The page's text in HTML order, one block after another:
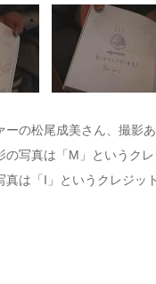
の松尾成美さん、撮影あ
写真は「M」というクレ
は「I」というクレジッ